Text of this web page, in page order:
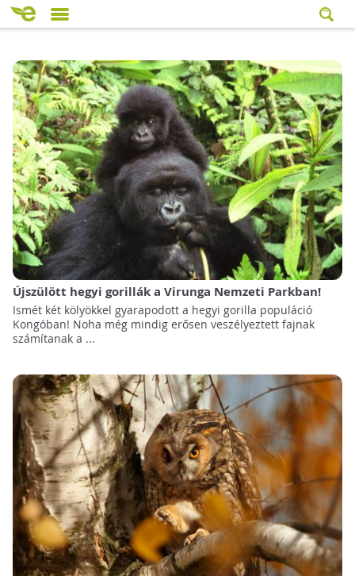
Újszülött hegyi gorillák a Virunga Nemzeti Parkban!
Ismét két kölyökkel gyarapodott a hegyi gorilla populáció
Kongóban! Noha még mindig erősen veszélyeztett fajnak
számítanak a ...